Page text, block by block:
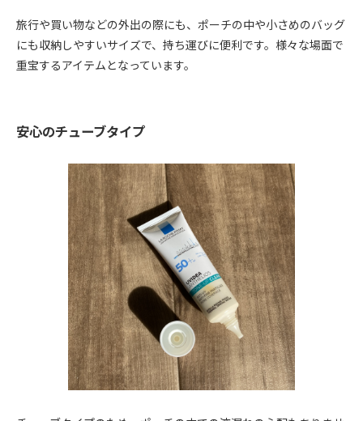
旅行や買い物などの外出の際にも、ポーチの中や小さめのバッグ
にも収納しやすいサイズで、持ち運びに便利です。様々な場面で
重宝するアイテムとなっています。
安心のチューブタイプ